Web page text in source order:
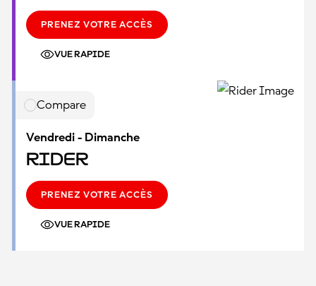
PRENEZ VOTRE ACCÈS
VUE RAPIDE
Compare
Vendredi - Dimanche
Rider
PRENEZ VOTRE ACCÈS
VUE RAPIDE